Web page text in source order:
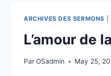
VIOLENCE
SACRÉE
EST
ARCHIVES DES SERMONS
L’amour de
ParOSadmin May 25,